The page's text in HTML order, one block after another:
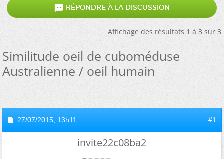
 RÉPONDRE À LA DISCUSSION
Affichage des résultats 1 à 3 sur 3
Similitude oeil de cuboméduse
Australienne / oeil humain
27/07/2015, 13h11 #1
invite22c08ba2